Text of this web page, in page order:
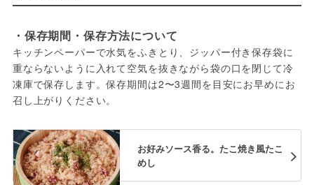
・保存期間・保存方法について
キッチンペーパーで水気をふきとり、ジッパー付き保存袋に
重ならないように入れて空気を抜きながら袋の口を閉じて冷
凍庫で保存します。保存期間は2〜3週間を目安にお早めにお
召し上がりください。
お好みソース香る。たこ焼き風たこ
めし